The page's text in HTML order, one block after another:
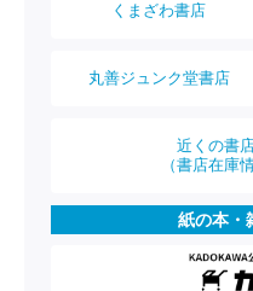
くまざわ書店
丸善ジュンク堂書店
近くの書
（書店在庫
紙の本・